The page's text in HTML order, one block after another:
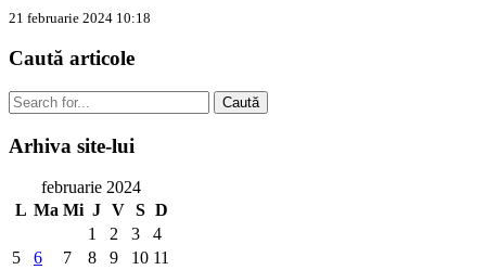
21 februarie 2024 10:18
Caută articole
Caută
Arhiva site-lui
februarie 2024
L Ma Mi J V S D
1
2 3
4
5
6 7 8 9 10 11